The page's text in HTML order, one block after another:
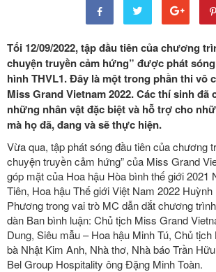
Tối 12/09/2022, tập đầu tiên của chương
chuyện truyền cảm hứng” được phát
hình THVL1. Đây là một trong phần thi vô
Miss Grand Vietnam 2022. Các thí sinh đã
những nhân vật đặc biệt và hỗ trợ cho
mà họ đã, đang và sẽ thực hiện.
Vừa qua, tập phát sóng đầu tiên của chương
chuyện truyền cảm hứng” của Miss Grand
góp mặt của Hoa hậu Hòa bình thế giới 2021
Tiên, Hoa hậu Thế giới Việt Nam 2022
Phương trong vai trò MC dẫn dắt chương
dàn Ban bình luận: Chủ tịch Miss Grand
Dung, Siêu mẫu – Hoa hậu Minh Tú, Chủ
bà Nhật Kim Anh, Nhà thơ, Nhà báo Trần
Bel Group Hospitality ông Đặng Minh Toàn.